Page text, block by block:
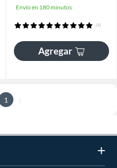
Envío en 180 minutos
(4)
Agregar
1